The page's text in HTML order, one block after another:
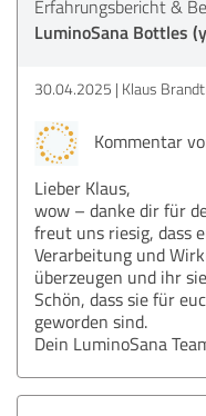
Erfahrungsbericht &
LuminoSana Bottles
30.04.2025 Klaus
Kommentar
Lieber Klaus,
wow – danke dir für
freut uns riesig, dass
Verarbeitung und
überzeugen und ihr
Schön, dass sie für
geworden sind.
Dein LuminoSana